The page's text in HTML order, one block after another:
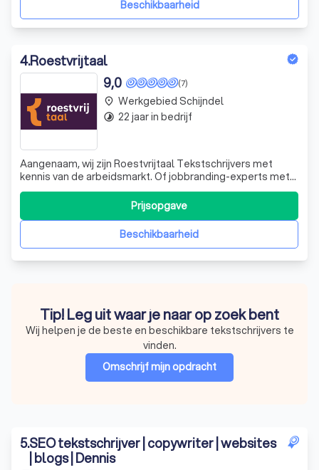
Beschikbaarheid
4.Roestvrijtaal
(7)
9,0
Aangenaam, wij zijn Roestvrijtaal Tekstschrijvers met
kennis van de arbeidsmarkt. Of jobbranding-experts met
een vlotte pen. Maar ook copywriters die net zo makkelijk
webteksten als een brochure of magazine schrijven. Het
valt niet mee om onze specialisten in een hokje te
stoppen. Logisch ook. WantBeschikbaarheid
Prijsopgave
place Werkgebied Schijndel
timelapse 22 jaar in bedrijf
Tip! Leg uit waar je naar op zoek bent
Wij helpen je de beste en beschikbare tekstschrijvers te
vinden.
Omschrijf mijn opdracht
5.SEO tekstschrijver | copywriter | websites
| blogs | Dennis